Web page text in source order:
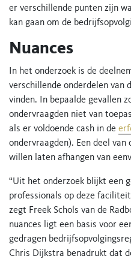
er verschillende punten zijn
kan gaan om de
Nuances
In het onderzoek is de
verschillende onderdelen van
vinden. In bepaalde gevallen
ondervraagden niet van
als er voldoende cash in de
ondervraagden). Een deel
willen laten afhangen van
“Uit het onderzoek blijkt een
professionals op deze
zegt Freek Schols van de
nuances ligt een basis voor
gedragen
Chris Dijkstra benadrukt dat